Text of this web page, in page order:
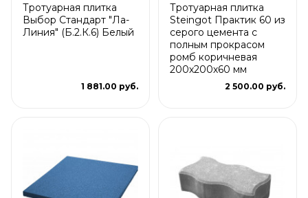
Тротуарная плитка
Выбор Стандарт "Ла-
Линия" (Б.2.К.6) Белый
1 881.00 руб.
Тротуарная плитка
Steingot Практик 60 из
серого цемента с
полным прокрасом
ромб коричневая
200х200х60 мм
2 500.00 руб.